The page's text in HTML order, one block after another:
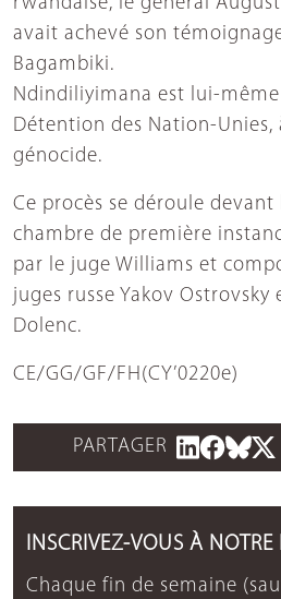
avait achevé son
Bagambiki.
Ndindiliyimana est lui-
Détention des Nation-Unies,
génocide.
Ce procès se déroule
chambre de première
par le juge Williams et
juges russe Yakov Ostrovsky
Dolenc.
CE/GG/GF/FH(CY’0220e)
PARTAGER
INSCRIVEZ-VOUS À NOTRE
Chaque fin de semaine